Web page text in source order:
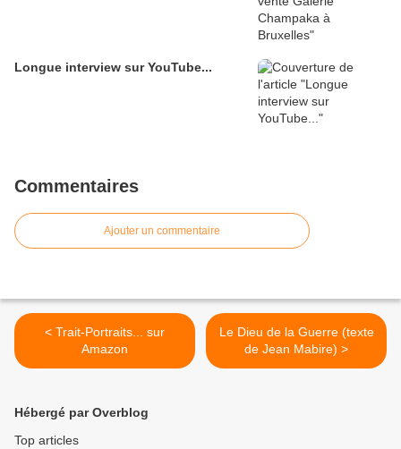
Longue interview sur YouTube...
Commentaires
Ajouter un commentaire
< Trait-Portraits... sur
Amazon
Le Dieu de la Guerre (texte
de Jean Mabire) >
Hébergé par Overblog
Top articles